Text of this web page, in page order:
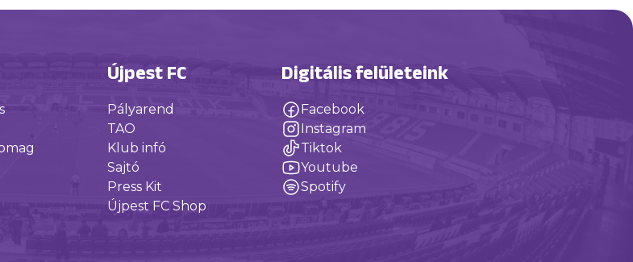
Újpest FC
Pályarend
TAO
Klub infó
Sajtó
Press Kit
Újpest FC Shop
Digitális felületeink
Facebook
Instagram
Tiktok
Youtube
Spotify